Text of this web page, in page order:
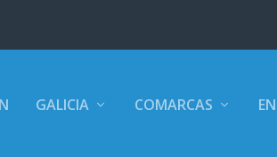
GALICIA COMARCAS